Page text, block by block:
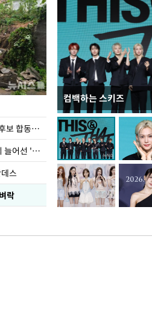
더불어민주당 당대표·최고위원 후보 합동연설회
주택용지 검토 알려지자... 신속히 늘어선 '근조화환'
스
락
컴백하는 스키즈
이번주 국회에는 무